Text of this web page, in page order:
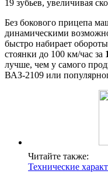
19 зубьев, увеличивая
Без бокового прицепа
динамическими
быстро набирает
стоянки до 100 км/час за
лучше, чем у самого
ВАЗ-2109 или
Читайте также:
Технические